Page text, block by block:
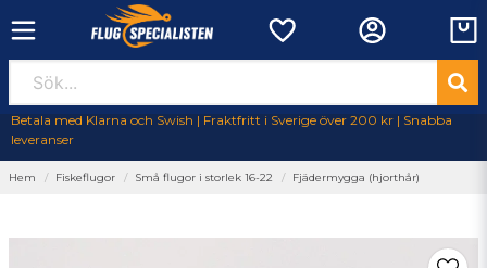
Betala med Klarna och Swish | Fraktfritt i Sverige över 200 kr | Snabba
leveranser
Hem Fiskeflugor Små flugor i storlek 16-22 Fjädermygga (hjorthår)